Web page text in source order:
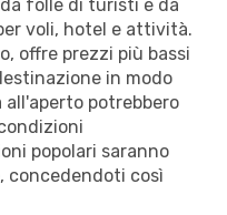
folle di turisti e da
voli, hotel e attività.
offre prezzi più bassi
in modo
potrebbero
popolari saranno
concedendoti così